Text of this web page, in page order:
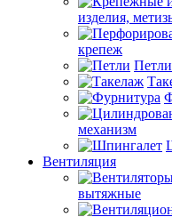
изделия,
крепеж
Петли
механизм
Вентиляция
вытяжные